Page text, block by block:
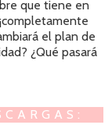
que tiene en
el plan de
¿Qué pasará